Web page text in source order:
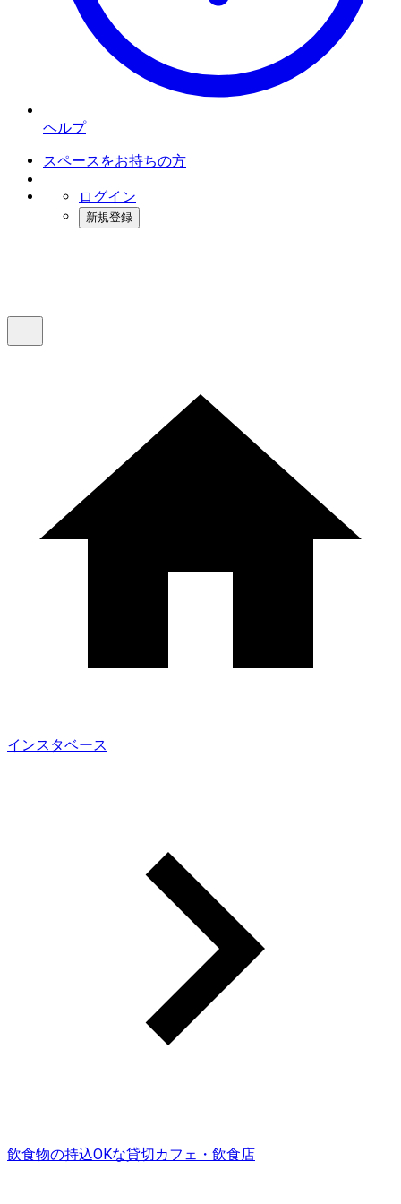
ヘルプ
スペースをお持ちの方
ログイン
新規登録
インスタベース
飲食物の持込OKな貸切カフェ・飲食店